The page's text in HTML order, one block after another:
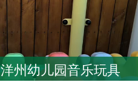
洋州幼儿园音乐玩具